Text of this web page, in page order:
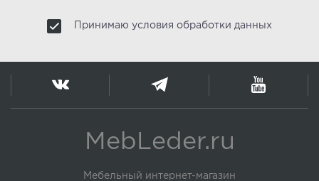
Принимаю условия обработки данных
MebLeder.ru
Мебельный интернет-магазин